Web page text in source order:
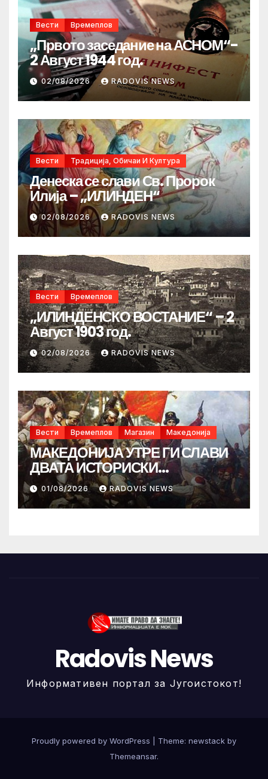
Вести Времеплов
„Првото заседание на АСНОМ“-
2 Август 1944 год.
02/08/2026 RADOVIS NEWS
Вести Традиција, Обичаи И Култура
Денеска се слави Св. Пророк
Илија – „ИЛИНДЕН“
02/08/2026 RADOVIS NEWS
Вести Времеплов
„ИЛИНДЕНСКО ВОСТАНИЕ“ – 2
Август 1903 год.
02/08/2026 RADOVIS NEWS
Вести Времеплов Магазин Македонија
МАКЕДОНИЈА УТРЕ ГИ СЛАВИ
ДВАТА ИСТОРИСКИ
ИЛИНДЕНА!
01/08/2026 RADOVIS NEWS
Radovis News
Информативен портал за Југоистокот!
Proudly powered by WordPress
Theme: newstack by
Themeansar.